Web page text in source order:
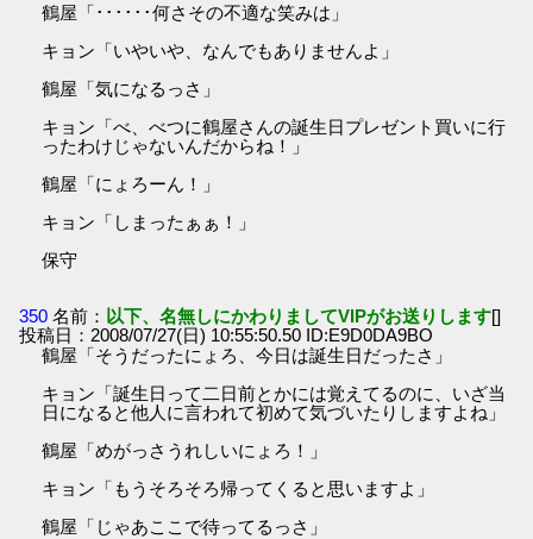
鶴屋「･･････何さその不適な笑みは」
キョン「いやいや、なんでもありませんよ」
鶴屋「気になるっさ」
キョン「べ、べつに鶴屋さんの誕生日プレゼント買いに行
ったわけじゃないんだからね！」
鶴屋「にょろーん！」
キョン「しまったぁぁ！」
保守
350 名前： 以下、名無しにかわりましてVIPがお送りします[]
投稿日：2008/07/27(日) 10:55:50.50 ID:E9D0DA9BO
鶴屋「そうだったにょろ、今日は誕生日だったさ」
キョン「誕生日って二日前とかには覚えてるのに、いざ当
日になると他人に言われて初めて気づいたりしますよね」
鶴屋「めがっさうれしいにょろ！」
キョン「もうそろそろ帰ってくると思いますよ」
鶴屋「じゃあここで待ってるっさ」